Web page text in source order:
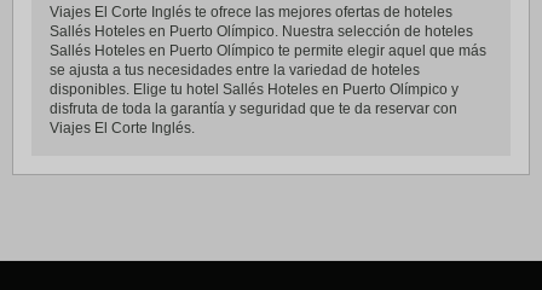
Viajes El Corte Inglés te ofrece las mejores ofertas de hoteles
Sallés Hoteles en Puerto Olímpico. Nuestra selección de hoteles
Sallés Hoteles en Puerto Olímpico te permite elegir aquel que más
se ajusta a tus necesidades entre la variedad de hoteles
disponibles. Elige tu hotel Sallés Hoteles en Puerto Olímpico y
disfruta de toda la garantía y seguridad que te da reservar con
Viajes El Corte Inglés.